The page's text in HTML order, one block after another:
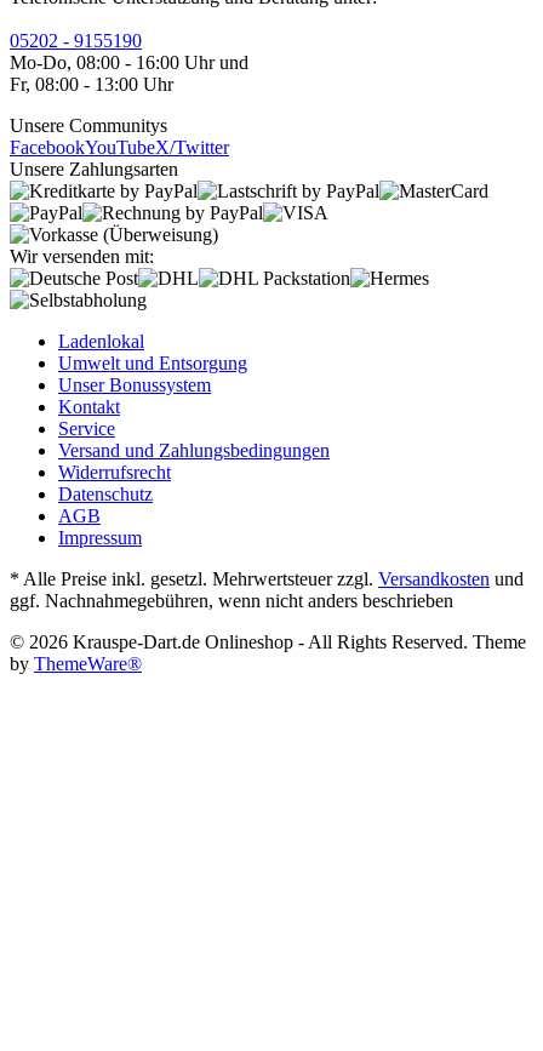
05202 - 9155190
Mo-Do, 08:00 - 16:00 Uhr und
Fr, 08:00 - 13:00 Uhr
Unsere Communitys
FacebookYouTubeX/Twitter
Unsere Zahlungsarten
Wir versenden mit:
Ladenlokal
Umwelt und Entsorgung
Unser Bonussystem
Kontakt
Service
Versand und Zahlungsbedingungen
Widerrufsrecht
Datenschutz
AGB
Impressum
* Alle Preise inkl. gesetzl. Mehrwertsteuer zzgl. Versandkosten und
ggf. Nachnahmegebühren, wenn nicht anders beschrieben
© 2026 Krauspe-Dart.de Onlineshop - All Rights Reserved. Theme
by ThemeWare®